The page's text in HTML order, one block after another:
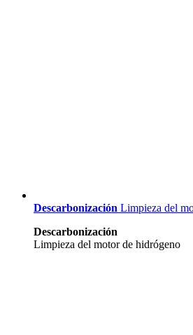
Descarbonización Limpieza del
Descarbonización
Limpieza del motor de hidrógeno